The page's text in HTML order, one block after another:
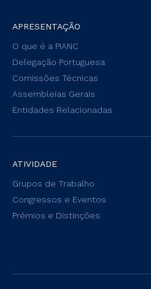
APRESENTAÇÃO
O que é a PIANC
Delegação Portuguesa
Comissões Técnicas
Assembleias Gerais
Entidades Relacionadas
ATIVIDADE
Grupos de Trabalho
Congressos e Eventos
Prémios e Distinções